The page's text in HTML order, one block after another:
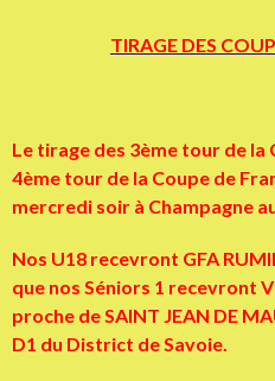
TIRAGE DES
Le tirage des 3ème tour de la
4ème tour de la Coupe de
mercredi soir à Champagne
Nos U18 recevront GFA
que nos Séniors 1 recevront
proche deSAINT JEAN DE
D1 du District de Savoie.